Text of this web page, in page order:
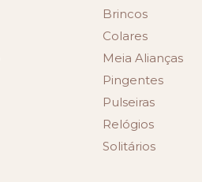
Brincos
Colares
Meia Alianças
Pingentes
Pulseiras
Relógios
Solitários